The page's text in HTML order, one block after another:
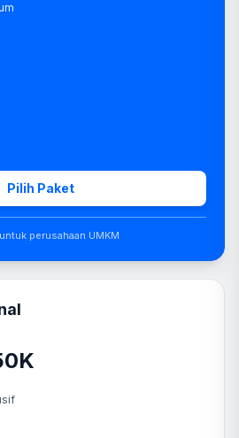
Pilih Paket
perusahaan UMKM